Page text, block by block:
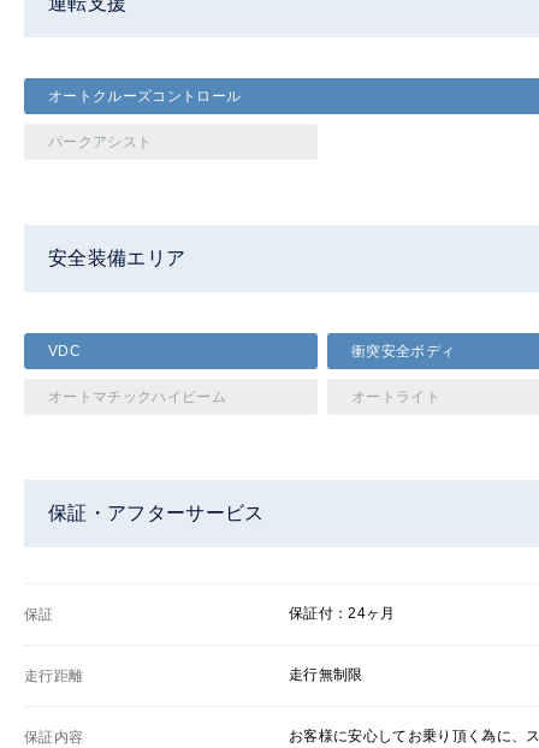
オートクルーズコントロール
パークアシスト
安全装備エリア
VDC 衝突安全ボディ
オートマチックハイビーム オートライト
保証・アフターサービス
保証 保証付：24ヶ月
走行距離 走行無制限
保証内容
お客様に安心してお乗り頂く為に、